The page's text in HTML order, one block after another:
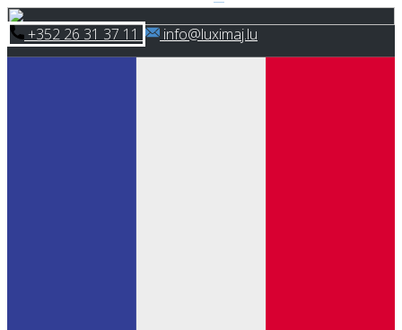
Skip
to
content
​+352 26 31 37 11 ​info@luximaj.lu